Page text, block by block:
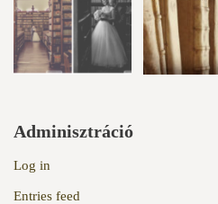
Adminisztráció
Log in
Entries feed